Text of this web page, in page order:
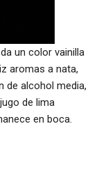
un color vainilla
aromas a nata,
de alcohol media,
de lima
en boca.